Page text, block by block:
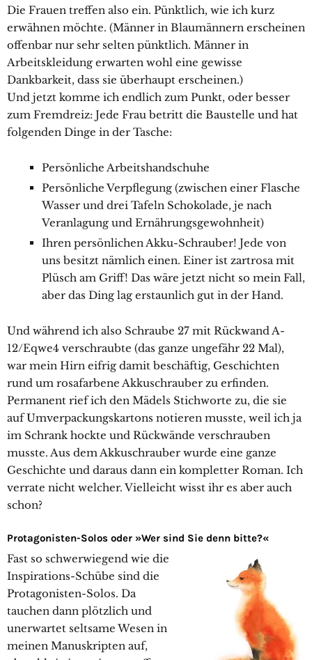
Die Frauen treffen also ein. Pünktlich, wie ich kurz
erwähnen möchte. (Männer in Blaumännern erscheinen
offenbar nur sehr selten pünktlich. Männer in
Arbeitskleidung erwarten wohl eine gewisse
Dankbarkeit, dass sie überhaupt erscheinen.)
Und jetzt komme ich endlich zum Punkt, oder besser
zum Fremdreiz: Jede Frau betritt die Baustelle und hat
folgenden Dinge in der Tasche:
Persönliche Arbeitshandschuhe
Persönliche Verpflegung (zwischen einer Flasche
Wasser und drei Tafeln Schokolade, je nach
Veranlagung und Ernährungsgewohnheit)
Ihren persönlichen Akku-Schrauber! Jede von
uns besitzt nämlich einen. Einer ist zartrosa mit
Plüsch am Griff! Das wäre jetzt nicht so mein Fall,
aber das Ding lag erstaunlich gut in der Hand.
Und während ich also Schraube 27 mit Rückwand A-
12/Eqwe4 verschraubte (das ganze ungefähr 22 Mal),
war mein Hirn eifrig damit beschäftig, Geschichten
rund um rosafarbene Akkuschrauber zu erfinden.
Permanent rief ich den Mädels Stichworte zu, die sie
auf Umverpackungskartons notieren musste, weil ich ja
im Schrank hockte und Rückwände verschrauben
musste. Aus dem Akkuschrauber wurde eine ganze
Geschichte und daraus dann ein kompletter Roman. Ich
verrate nicht welcher. Vielleicht wisst ihr es aber auch
schon?
Protagonisten-Solos oder »Wer sind Sie denn bitte?«
Fast so schwerwiegend wie die
Inspirations-Schübe sind die
Protagonisten-Solos. Da
tauchen dann plötzlich und
unerwartet seltsame Wesen in
meinen Manuskripten auf,